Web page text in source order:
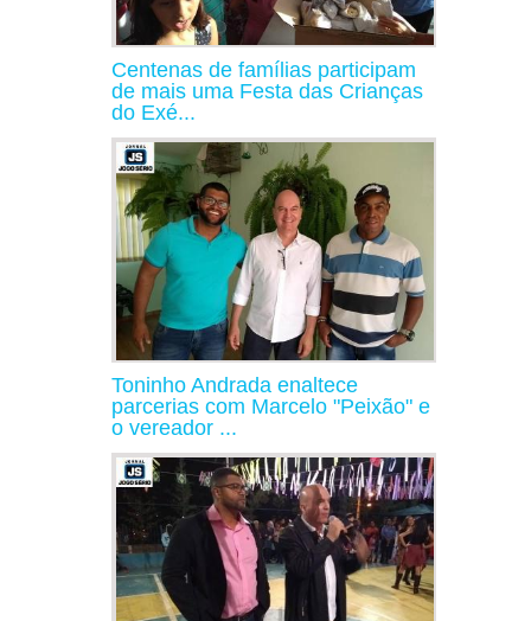
Centenas de famílias participam
de mais uma Festa das Crianças
do Exé...
Toninho Andrada enaltece
parcerias com Marcelo "Peixão" e
o vereador ...